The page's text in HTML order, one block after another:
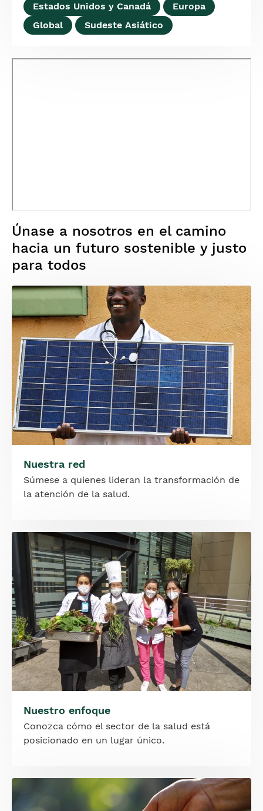
Estados Unidos y Canadá
Europa
Global
Sudeste Asiático
Únase a nosotros en el camino
hacia un futuro sostenible y justo
para todos
Nuestra red
Súmese a quienes lideran la transformación de
la atención de la salud.
Imagen
Nuestro enfoque
Conozca cómo el sector de la salud está
posicionado en un lugar único.
Imagen